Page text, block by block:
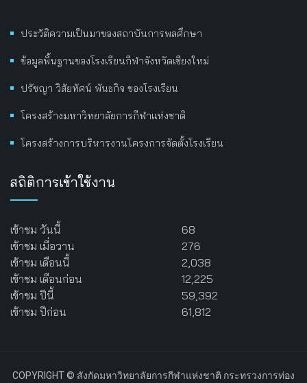
ประวัติความเป็นมาของสถาบันการพลศึกษา
ข้อมูลพื้นฐานของโรงเรียนกีฬาจังหวัดเชียงใหม่
ปรัชญา วิสัยทัศน์ พันธกิจ ของโรงเรียน
โครงสร้างมหาวิทยาลัยการกีฬาแห่งชาติ
โครงสร้างการบริหารงานโครงการจัดตั้งโรงเรียน
สถิติการเข้าใช้งาน
เข้าชม วันนี้
68
เข้าชม เมื่อวาน
276
เข้าชม เดือนนี้
2,038
เข้าชม เดือนก่อน
12,225
เข้าชม ปีนี้
59,392
เข้าชม ปีก่อน
61,812
COPYRIGHT © สังกัดมหาวิทยาลัยการกีฬาแห่งชาติ กระทรวงการท่อง